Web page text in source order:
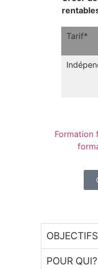
Tarif*
Formation
OBJECTIFS
POUR QUI?